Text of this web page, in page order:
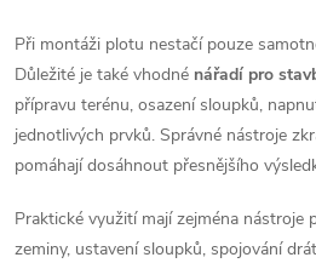
p
i
s
u
Při montáži plotu nestačí pouze
Důležité je také vhodné nářadí pro
přípravu terénu, osazení sloupků,
jednotlivých prvků. Správné nástroje
pomáhají dosáhnout přesnějšího
Praktické využití mají zejména nástroje
zeminy, ustavení sloupků, spojování